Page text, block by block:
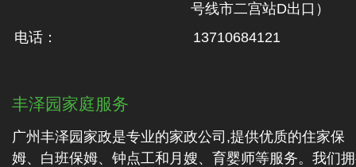
号线市二‬宫站D出口）
电话：
13710684121
丰泽园家庭服务
广州丰泽园家政是专业的家政公司,提供优质的住家保
姆、白班保姆、钟点工和月嫂、育婴师等服务。我们